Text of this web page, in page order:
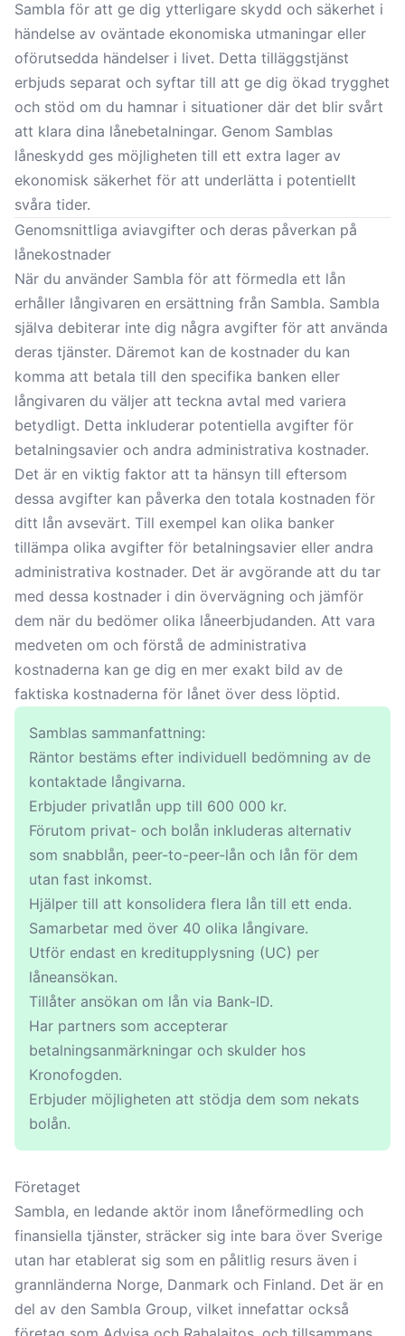
Sambla för att ge dig ytterligare skydd och säkerhet i
händelse av oväntade ekonomiska utmaningar eller
oförutsedda händelser i livet. Detta tilläggstjänst
erbjuds separat och syftar till att ge dig ökad trygghet
och stöd om du hamnar i situationer där det blir svårt
att klara dina lånebetalningar. Genom Samblas
låneskydd ges möjligheten till ett extra lager av
ekonomisk säkerhet för att underlätta i potentiellt
svåra tider.
Genomsnittliga aviavgifter och deras påverkan på
lånekostnader
När du använder Sambla för att förmedla ett lån
erhåller långivaren en ersättning från Sambla. Sambla
själva debiterar inte dig några avgifter för att använda
deras tjänster. Däremot kan de kostnader du kan
komma att betala till den specifika banken eller
långivaren du väljer att teckna avtal med variera
betydligt. Detta inkluderar potentiella avgifter för
betalningsavier och andra administrativa kostnader.
Det är en viktig faktor att ta hänsyn till eftersom
dessa avgifter kan påverka den totala kostnaden för
ditt lån avsevärt. Till exempel kan olika banker
tillämpa olika avgifter för betalningsavier eller andra
administrativa kostnader. Det är avgörande att du tar
med dessa kostnader i din övervägning och jämför
dem när du bedömer olika låneerbjudanden. Att vara
medveten om och förstå de administrativa
kostnaderna kan ge dig en mer exakt bild av de
faktiska kostnaderna för lånet över dess löptid.
Samblas sammanfattning:
Räntor bestäms efter individuell bedömning av de
kontaktade långivarna.
Erbjuder privatlån upp till 600 000 kr.
Förutom privat- och bolån inkluderas alternativ
som snabblån, peer-to-peer-lån och lån för dem
utan fast inkomst.
Hjälper till att konsolidera flera lån till ett enda.
Samarbetar med över 40 olika långivare.
Utför endast en kreditupplysning (UC) per
låneansökan.
Tillåter ansökan om lån via Bank-ID.
Har partners som accepterar
betalningsanmärkningar och skulder hos
Kronofogden.
Erbjuder möjligheten att stödja dem som nekats
bolån.
Företaget
Sambla, en ledande aktör inom låneförmedling och
finansiella tjänster, sträcker sig inte bara över Sverige
utan har etablerat sig som en pålitlig resurs även i
grannländerna Norge, Danmark och Finland. Det är en
del av den Sambla Group, vilket innefattar också